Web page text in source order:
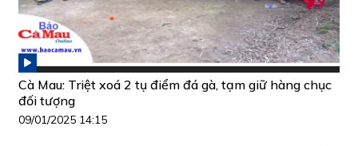
Cà Mau: Triệt xoá 2 tụ điểm đá gà, tạm giữ hàng chục
đối tượng
09/01/2025 14:15